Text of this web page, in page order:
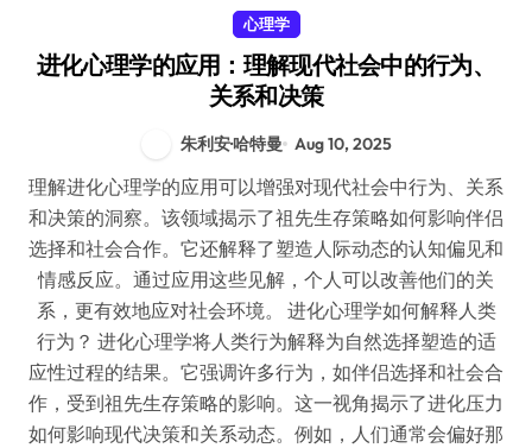
心理学
进化心理学的应用：理解现代社会中的行为、
关系和决策
朱利安·哈特曼 Aug 10, 2025
理解进化心理学的应用可以增强对现代社会中行为、关系
和决策的洞察。该领域揭示了祖先生存策略如何影响伴侣
选择和社会合作。它还解释了塑造人际动态的认知偏见和
情感反应。通过应用这些见解，个人可以改善他们的关
系，更有效地应对社会环境。 进化心理学如何解释人类
行为？ 进化心理学将人类行为解释为自然选择塑造的适
应性过程的结果。它强调许多行为，如伴侣选择和社会合
作，受到祖先生存策略的影响。这一视角揭示了进化压力
如何影响现代决策和关系动态。例如，人们通常会偏好那